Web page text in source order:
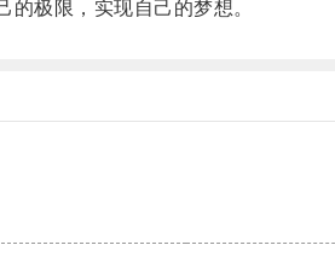
极限，实现自己的梦想。